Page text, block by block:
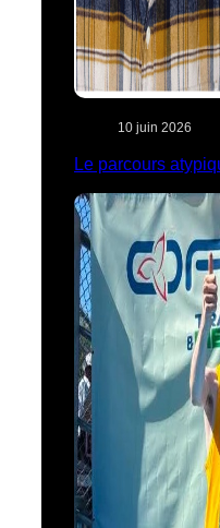
10 juin 2026
Le parcours